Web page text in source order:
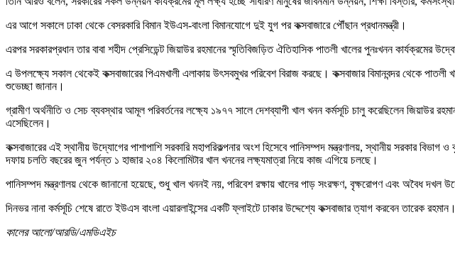
এর আগে সকালে ঢাকা থেকে বেসরকারি বিমান ইউএস-বাংলা বিমানযোগে দুই যুগ পর কক্সবাজারে পৌঁছান প্রধানমন্ত্রী।
এরপর সরকারপ্রধান তার বাবা শহীদ প্রেসিডেন্ট জিয়াউর রহমানের স্মৃতিবিজড়িত ঐতিহাসিক পাতলী খালের পুনঃখনন কার্যক্রমের
এ উপলক্ষ্যে সকাল থেকেই কক্সবাজারের পিএমখালী এলাকায় উৎসবমুখর পরিবেশ বিরাজ করছে। কক্সবাজার বিমানবন্দর থেকে পাতলী
শুভেচ্ছা জানান।
গ্রামীণ অর্থনীতি ও সেচ ব্যবস্থার আমূল পরিবর্তনের লক্ষ্যে ১৯৭৭ সালে দেশব্যাপী খাল খনন কর্মসূচি চালু করেছিলেন জিয়াউর
এসেছিলেন।
কক্সবাজারের এই স্থানীয় উদ্যোগের পাশাপাশি সরকারি মহাপরিকল্পনার অংশ হিসেবে পানিসম্পদ মন্ত্রণালয়, স্থানীয় সরকার
দফায় চলতি বছরের জুন পর্যন্ত ১ হাজার ২০৪ কিলোমিটার খাল খননের লক্ষ্যমাত্রা নিয়ে কাজ এগিয়ে চলছে।
পানিসম্পদ মন্ত্রণালয় থেকে জানানো হয়েছে, শুধু খাল খননই নয়, পরিবেশ রক্ষায় খালের পাড় সংরক্ষণ, বৃক্ষরোপণ এবং অবৈধ দখল
দিনভর নানা কর্মসূচি শেষে রাতে ইউএস বাংলা এয়ারলাইন্সের একটি ফ্লাইটে ঢাকার উদ্দেশ্যে কক্সবাজার ত্যাগ করবেন তারেক রহমান।
কালের আলো/আরডি/এমডিএইচ